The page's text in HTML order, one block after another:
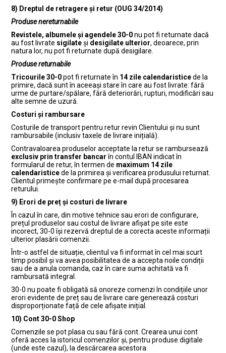
8) Dreptul de retragere și retur (OUG 34/2014)
Produse nereturnabile
Revistele, albumele și agendele 30-0nu pot fi returnate dacă
au fost livrate sigilateși desigilate ulterior, deoarece, prin
natura lor, nu pot fi returnate după desigilare.
Produse returnabile
Tricourile 30-0pot fi returnate în 14 zile calendaristicede la
primire, dacă sunt în aceeași stare în care au fost livrate: fără
urme de purtare/spălare, fără deteriorări, rupturi, modificări sau
alte semne de uzură.
Costuri și rambursare
Costurile de transport pentru retur revin Clientului și nu sunt
rambursabile (inclusiv taxele de livrare inițială).
Contravaloarea produselor acceptate la retur se rambursează
exclusiv prin transfer bancarîn contul IBAN indicat în
formularul de retur, în termen de maximum 14 zile
calendaristicede la primirea și verificarea produsului returnat.
Clientul primește confirmare pe e-mail după procesarea
returului.
9) Erori de preț și costuri de livrare
În cazul în care, din motive tehnice sau erori de configurare,
prețul produselor sau costul de livrare afișat pe site este
incorect, 30-0 își rezervă dreptul de a corecta aceste informații
ulterior plasării comenzii.
Într-o astfel de situație, clientul va fi informat în cel mai scurt
timp posibil și va avea posibilitatea de a accepta noile condiții
sau de a anula comanda, caz în care suma achitată va fi
rambursată integral.
30-0 nu poate fi obligată să onoreze comenzi în condițiile unor
erori evidente de preț sau de livrare care generează costuri
disproporționate față de cele afișate inițial.
10) Cont 30-0 Shop
Comenzile se pot plasa cu sau fără cont. Crearea unui cont
oferă acces la istoricul comenzilor și, pentru produse digitale
(unde este cazul), la descărcarea acestora.